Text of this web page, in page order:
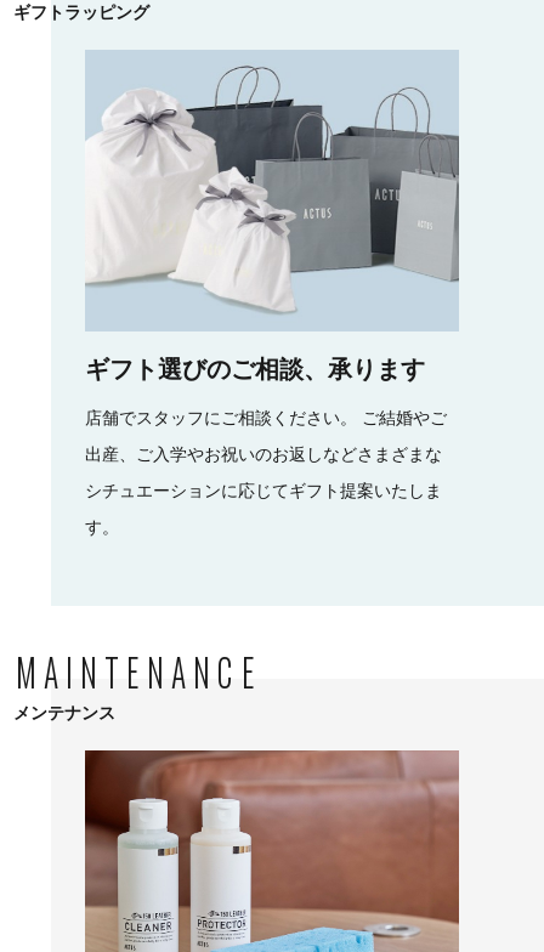
ギフトラッピング
ギフト選びのご相談、承ります
店舗でスタッフにご相談ください。 ご結婚やご
出産、ご入学やお祝いのお返しなどさまざまな
シチュエーションに応じてギフト提案いたしま
す。
MAINTENANCE
メンテナンス